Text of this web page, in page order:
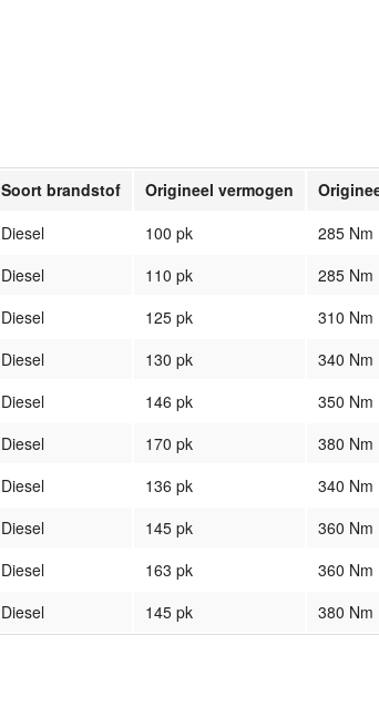
Soort brandstof Origineel vermogen
Diesel 100 pk
285 Nm
Diesel 110 pk
285 Nm
Diesel 125 pk
310 Nm
Diesel 130 pk
340 Nm
Diesel 146 pk
350 Nm
Diesel 170 pk
380 Nm
Diesel 136 pk
340 Nm
Diesel 145 pk
360 Nm
Diesel 163 pk
360 Nm
Diesel 145 pk 380 Nm